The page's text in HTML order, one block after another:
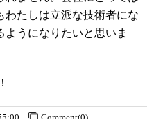
わたしは立派な技術者にな
うになりたいと思いま